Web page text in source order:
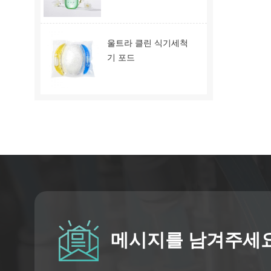
울트라 클린 식기세척
기 포드
메시지를 남겨주세